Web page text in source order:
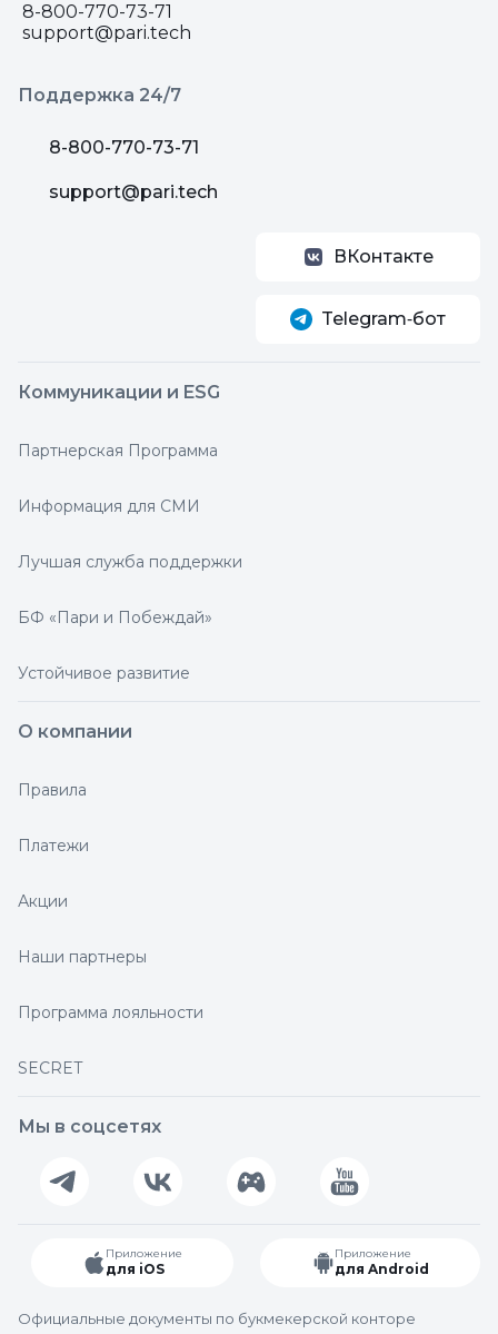
8-800-770-73-71
support@pari.tech
Поддержка 24/7
8-800-770-73-71
support@pari.tech
ВКонтакте
Telegram‑бот
Коммуникации и ESG
Партнерская Программа
Информация для СМИ
Лучшая служба поддержки
БФ «Пари и Побеждай»
Устойчивое развитие
О компании
Правила
Платежи
Акции
Наши партнеры
Программа лояльности
SECRET
Мы в соцсетях
Приложение
для iOS
Приложение
для Android
Официальные документы по букмекерской конторе